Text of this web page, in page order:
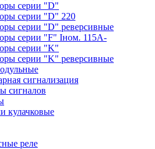
серии "D"
серии "D" 220
серии "D" реверсивные
серии "F" Iном. 115А-
серии "K"
серии "K" реверсивные
сигнализация
сигналов
кулачковые
реле